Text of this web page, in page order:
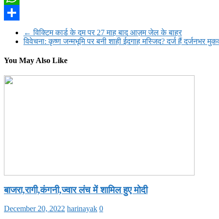
WhatsApp
← विक्टिम कार्ड के दम पर 27 माह बाद आज़म जेल के बाहर
विवेचना: कृष्ण जन्मभूमि पर बनी शाही ईदगाह मस्जिद? दर्ज हैं दर्जनभर
You May Also Like
बाजरा,रागी,कंगनी,ज्वार लंच में शामिल हुए मोदी
December 20, 2022 harinayak 0